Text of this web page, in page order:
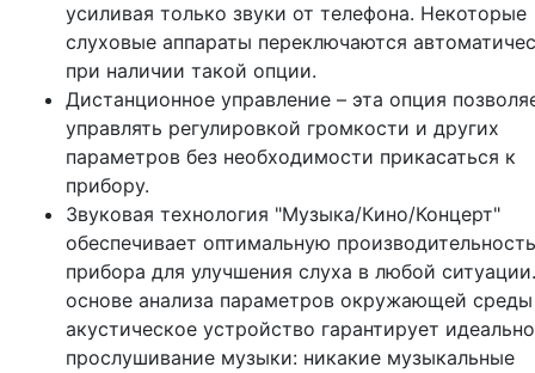
усиливая только звуки от телефона. Некоторые
слуховые аппараты переключаются
при наличии такой опции.
Дистанционное управление – эта опция
управлять регулировкой громкости и других
параметров без необходимости прикасаться к
прибору.
Звуковая технология "Музыка/Кино/Концерт"
обеспечивает оптимальную производительность
прибора для улучшения слуха в любой
основе анализа параметров окружающей среды
акустическое устройство гарантирует
прослушивание музыки: никакие музыкальные